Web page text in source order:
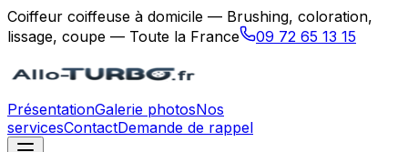
Coiffeur coiffeuse à domicile — Brushing, coloration,
lissage, coupe — Toute la France
09 72 65 13 15
PrésentationGalerie photosNos
servicesContactDemande de rappel